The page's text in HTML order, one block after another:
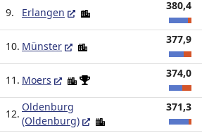
9. Erlangen
380,4
10. Münster
377,9
11. Moers
374,0
12.
Oldenburg
(Oldenburg)
371,3